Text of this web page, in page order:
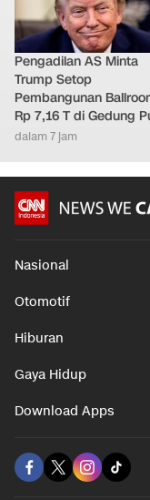
Pengadilan AS Minta
Trump Setop
Pembangunan
Rp 7,16 T di Gedung
dalam 7 jam
Nasional
Otomotif
Hiburan
Gaya Hidup
Download Apps